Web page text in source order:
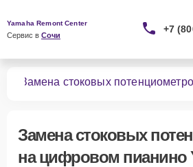
Yamaha Remont Center
Сервис в Сочи
+7
Замена стоковых
Замена стоковых
на цифровом пианино